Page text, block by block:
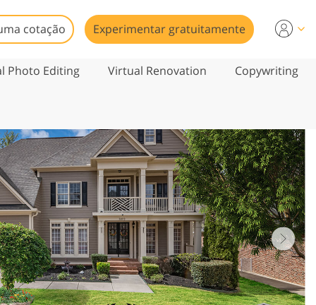
cotação Experimentar gratuitamente
Photo Editing Virtual Renovation Copywriting